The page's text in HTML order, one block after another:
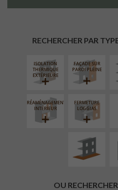
RECHERCHER PAR
ISOLATION
THERMIQUE
EXTÉRIEURE
FAÇADE SUR
PAROI PLEINE
RÉAMÉNAGEMENT
INTÉRIEUR
FERMETURE
LOGGIAS
AMÉNAGEMENT
EXTÉRIEUR
OU